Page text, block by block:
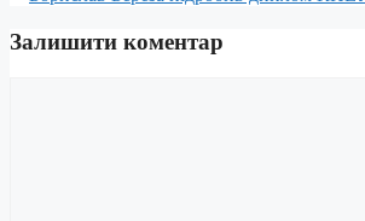
Залишити коментар